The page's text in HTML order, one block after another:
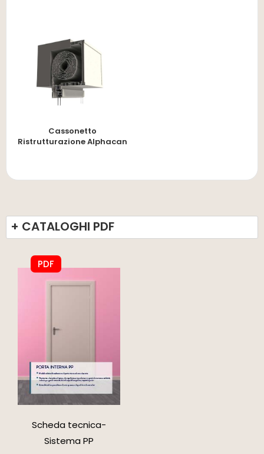
Cassonetto
Ristrutturazione Alphacan
+ CATALOGHI PDF
PDF
Scheda tecnica-
Sistema PP